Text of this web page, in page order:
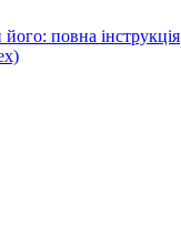
повна інструкція